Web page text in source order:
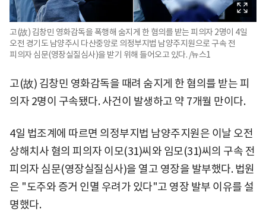
고(故) 김창민 영화감독을 폭행해 숨지게 한 혐의를 받는 피의자 2명이 4일
오전 경기도 남양주시 다산중앙로 의정부지법 남양주지원으로 구속 전
피의자 심문(영장실질심사)을 받기 위해 들어오고 있다. /뉴스1
고(故) 김창민 영화감독을 때려 숨지게 한 혐의를 받는 피
의자 2명이 구속됐다. 사건이 발생하고 약 7개월 만이다.
4일 법조계에 따르면 의정부지법 남양주지원은 이날 오전
상해치사 혐의 피의자 이모(31)씨와 임모(31)씨의 구속 전
피의자 심문(영장실질심사)을 열고 영장을 발부했다. 법원
은 "도주와 증거 인멸 우려가 있다"고 영장 발부 이유를 설
명했다.